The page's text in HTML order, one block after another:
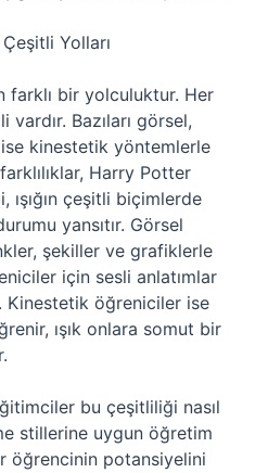
Yolları
farklı bir yolculuktur. Her
Bazıları görsel,
ise kinestetik yöntemlerle
Harry Potter
ışığın çeşitli biçimlerde
yansıtır. Görsel
şekiller ve grafiklerle
için sesli anlatımlar
Kinestetik öğreniciler ise
ışık onlara somut bir
bu çeşitliliği nasıl
stillerine uygun öğretim
öğrencinin potansiyelini